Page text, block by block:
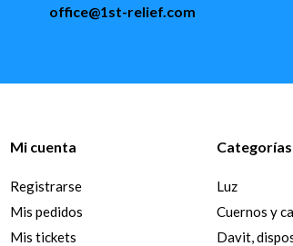
office@1st-relief.com
Mi cuenta
Registrarse
Mis pedidos
Mis tickets
Categorías
Luz
Cuernos y
Davit,